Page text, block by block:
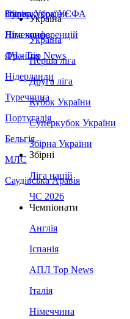
Збірна України
Італія
Німеччина
Франція
Нідерланди
Туреччина
Португалія
Бельгія
МЛС
Саудівська Аравія
Суперкубок УЄФА
Ліга конференцій
ЛЧ - Top News
Україна
Україна
Перша ліга
Друга ліга
Кубок України
Суперкубок України
Збірна України
Збірні
Ліга націй
ЧС 2026
Чемпіонати
Англія
Іспанія
АПЛ Top News
Італія
Німеччина